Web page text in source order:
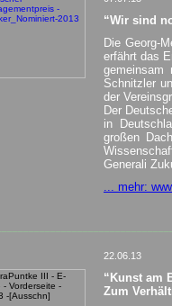
“Wir sind
Die Georg-
erfährt das
gemeinsam
Schnitzler
der
Der
in
großen
Generali
... mehr:
22.06.13
“Kunst am
Zum